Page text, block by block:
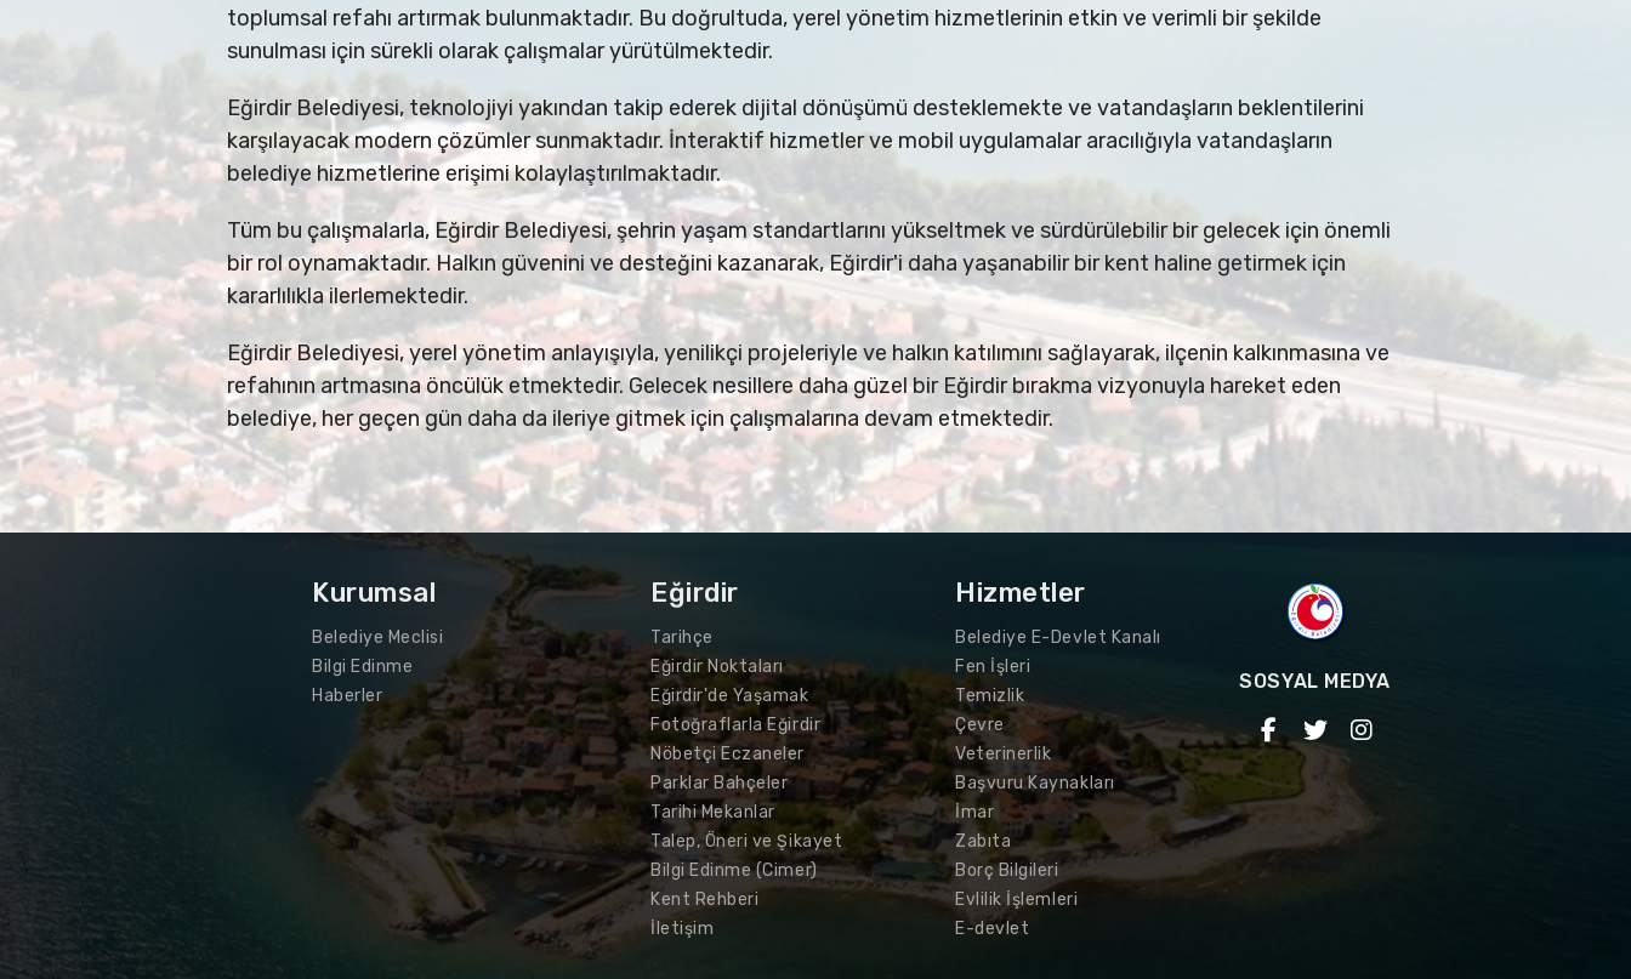
toplumsal refahı artırmak bulunmaktadır. Bu doğrultuda, yerel yönetim hizmetlerinin etkin ve verimli bir şekilde
sunulması için sürekli olarak çalışmalar yürütülmektedir.
Eğirdir Belediyesi, teknolojiyi yakından takip ederek dijital dönüşümü desteklemekte ve vatandaşların beklentilerini
karşılayacak modern çözümler sunmaktadır. İnteraktif hizmetler ve mobil uygulamalar aracılığıyla vatandaşların
belediye hizmetlerine erişimi kolaylaştırılmaktadır.
Tüm bu çalışmalarla, Eğirdir Belediyesi, şehrin yaşam standartlarını yükseltmek ve sürdürülebilir bir gelecek için önemli
bir rol oynamaktadır. Halkın güvenini ve desteğini kazanarak, Eğirdir'i daha yaşanabilir bir kent haline getirmek için
kararlılıkla ilerlemektedir.
Eğirdir Belediyesi, yerel yönetim anlayışıyla, yenilikçi projeleriyle ve halkın katılımını sağlayarak, ilçenin kalkınmasına ve
refahının artmasına öncülük etmektedir. Gelecek nesillere daha güzel bir Eğirdir bırakma vizyonuyla hareket eden
belediye, her geçen gün daha da ileriye gitmek için çalışmalarına devam etmektedir.
Kurumsal
Belediye Meclisi
Bilgi Edinme
Haberler
Eğirdir
Tarihçe
Eğirdir Noktaları
Eğirdir'de Yaşamak
Fotoğraflarla Eğirdir
Nöbetçi Eczaneler
Parklar Bahçeler
Tarihi Mekanlar
Talep, Öneri ve Şikayet
Bilgi Edinme (Cimer)
Kent Rehberi
İletişim
Hizmetler
Belediye E-Devlet Kanalı
Fen İşleri
Temizlik
Çevre
Veterinerlik
Başvuru Kaynakları
İmar
Zabıta
Borç Bilgileri
Evlilik İşlemleri
E-devlet
SOSYAL MEDYA